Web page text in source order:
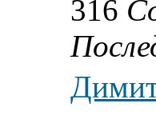
316